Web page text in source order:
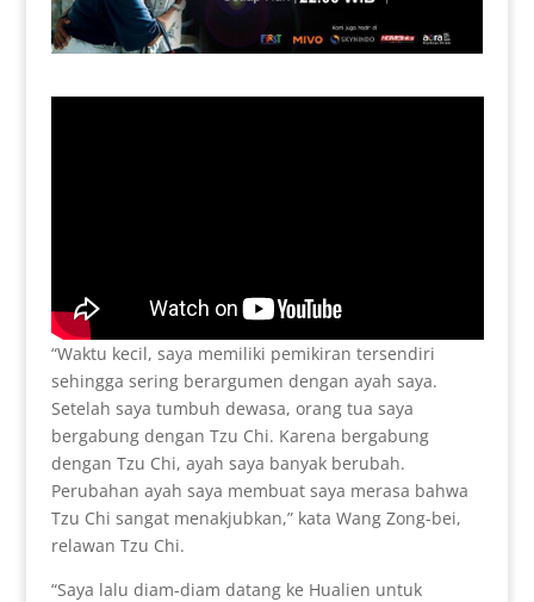
“Waktu kecil, saya memiliki pemikiran tersendiri
sehingga sering berargumen dengan ayah saya.
Setelah saya tumbuh dewasa, orang tua saya
bergabung dengan Tzu Chi. Karena bergabung
dengan Tzu Chi, ayah saya banyak berubah.
Perubahan ayah saya membuat saya merasa bahwa
Tzu Chi sangat menakjubkan,” kata Wang Zong-bei,
relawan Tzu Chi.
“Saya lalu diam-diam datang ke Hualien untuk